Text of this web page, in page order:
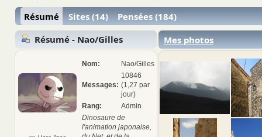
Résumé Sites (14)
Pensées (184)
Résumé - Nao/Gilles
Nom: Nao/Gilles
Messages:
10846
(1,27 par
jour)
Rang:
Admin
Dinosaure de
l'animation japonaise,
Mes photos